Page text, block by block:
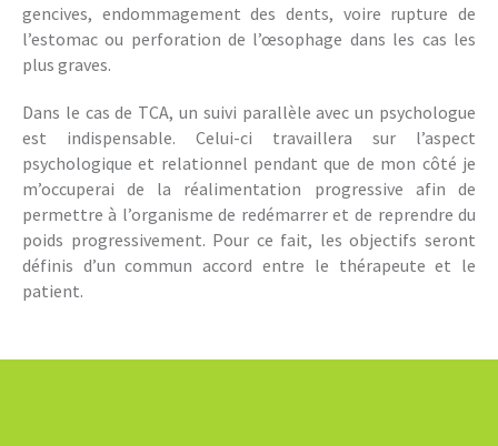
gencives, endommagement des dents, voire rupture de
l’estomac ou perforation de l’œsophage dans les cas les
plus graves.
Dans le cas de TCA, un suivi parallèle avec un psychologue
est indispensable. Celui-ci travaillera sur l’aspect
psychologique et relationnel pendant que de mon côté je
m’occuperai de la réalimentation progressive afin de
permettre à l’organisme de redémarrer et de reprendre du
poids progressivement. Pour ce fait, les objectifs seront
définis d’un commun accord entre le thérapeute et le
patient.